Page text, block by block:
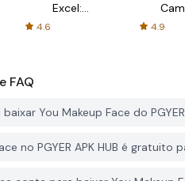
Excel:
Spreadsheets
4.6 4.9
FAQ
You Makeup Face do PGYER
no PGYER APK HUB é gratuito